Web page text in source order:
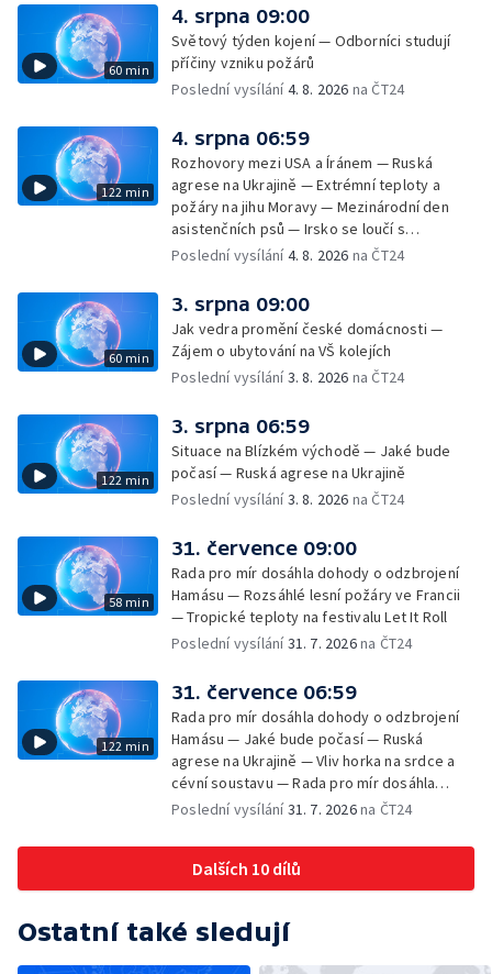
— Třem obcím na Brněnsku dočasně došla
pitná voda — SP v orientačním běhu v Česku
— Horko a požáry sužují Evropu — Rybářský
příměstský tábor
60 min
4. srpna 09:00
Světový týden kojení — Odborníci studují
příčiny vzniku požárů
Poslední vysílání4. 8. 2026 na ČT24
122 min
4. srpna 06:59
Rozhovory mezi USA a Íránem — Ruská
agrese na Ukrajině — Extrémní teploty a
požáry na jihu Moravy — Mezinárodní den
asistenčních psů — Irsko se loučí s
hudebníkem Glenem Hansardem
Poslední vysílání4. 8. 2026 na ČT24
60 min
3. srpna 09:00
Jak vedra promění české domácnosti —
Zájem o ubytování na VŠ kolejích
Poslední vysílání3. 8. 2026 na ČT24
122 min
3. srpna 06:59
Situace na Blízkém východě — Jaké bude
počasí — Ruská agrese na Ukrajině
Poslední vysílání3. 8. 2026 na ČT24
58 min
31. července 09:00
Rada pro mír dosáhla dohody o odzbrojení
Hamásu — Rozsáhlé lesní požáry ve Francii
— Tropické teploty na festivalu Let It Roll
Poslední vysílání31. 7. 2026na ČT24
122 min
31. července 06:59
Rada pro mír dosáhla dohody o odzbrojení
Hamásu — Jaké bude počasí — Ruská
agrese na Ukrajině — Vliv horka na srdce a
cévní soustavu — Rada pro mír dosáhla
dohody o odzbrojení Hamásu — Dokument
začíná výplata superdávky — Tropické
teploty zatěžují i volně žijící zvířata
Poslední vysílání31. 7. 2026na ČT24
Dalších 10 dílů
Ostatní také sledují